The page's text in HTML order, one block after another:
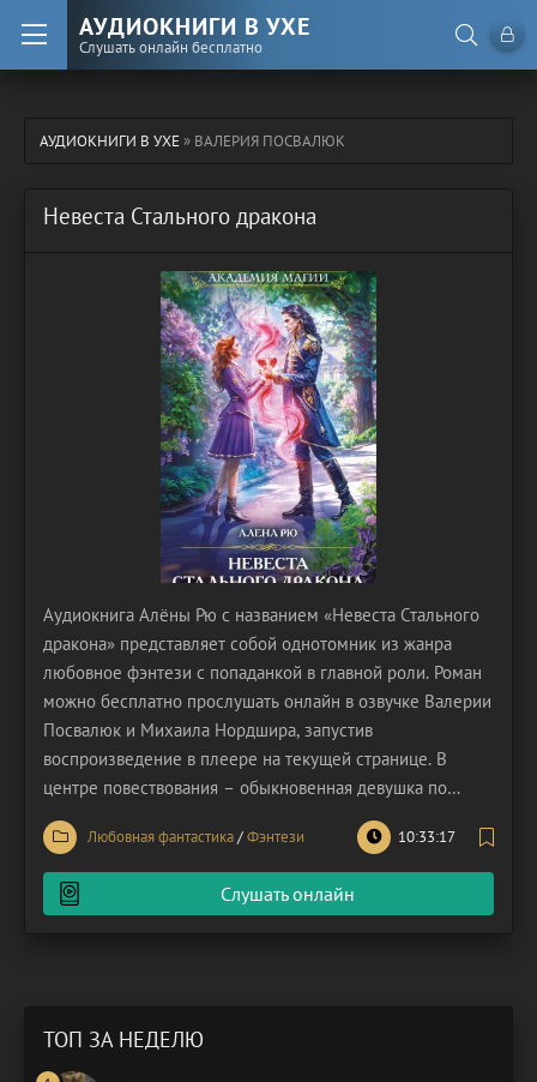
АУДИОКНИГИ В УХЕ
Слушать онлайн бесплатно
АУДИОКНИГИ В УХЕ» ВАЛЕРИЯ ПОСВАЛЮК
Невеста Стального дракона
Аудиокнига Алёны Рю с названием «Невеста Стального
дракона» представляет собой однотомник из жанра
любовное фэнтези с попаданкой в главной роли. Роман
можно бесплатно прослушать онлайн в озвучке Валерии
Посвалюк и Михаила Нордшира, запустив
воспроизведение в плеере на текущей странице. В
центре повествования – обыкновенная девушка по
имени Лиза, чья жизнь неожиданно делает крутой
поворот, забрасывая её сначала в школу волшебства, а
затем сводя лицом к лицу с настоящим драконом! Но
начнем с
Любовная фантастика/Фэнтези 10:33:17
Слушать онлайн
ТОП ЗА НЕДЕЛЮ